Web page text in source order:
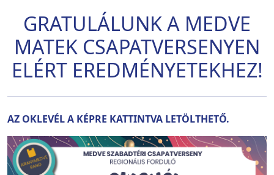
GRATULÁLUNK A MEDVE
MATEK CSAPATVERSENYEN
ELÉRT EREDMÉNYETEKHEZ!
AZ OKLEVÉL A KÉPRE KATTINTVA LETÖLTHETŐ.